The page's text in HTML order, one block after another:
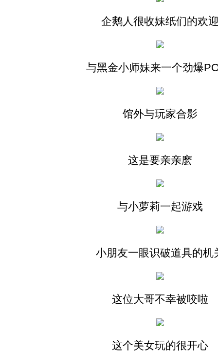
企鹅人很收妹纸们的欢
与黑金小师妹来一个劲爆
馆外与玩家合影
这是要亲亲麽
与小萝莉一起游戏
小朋友一眼识破道具的机
这位大哥不幸被咬啦
这个美女玩的很开心